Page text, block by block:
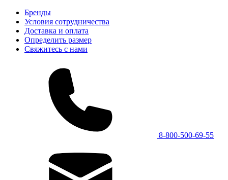
Бренды
Условия сотрудничества
Доставка и оплата
Определить размер
Свяжитесь с нами
8-800-500-69-55